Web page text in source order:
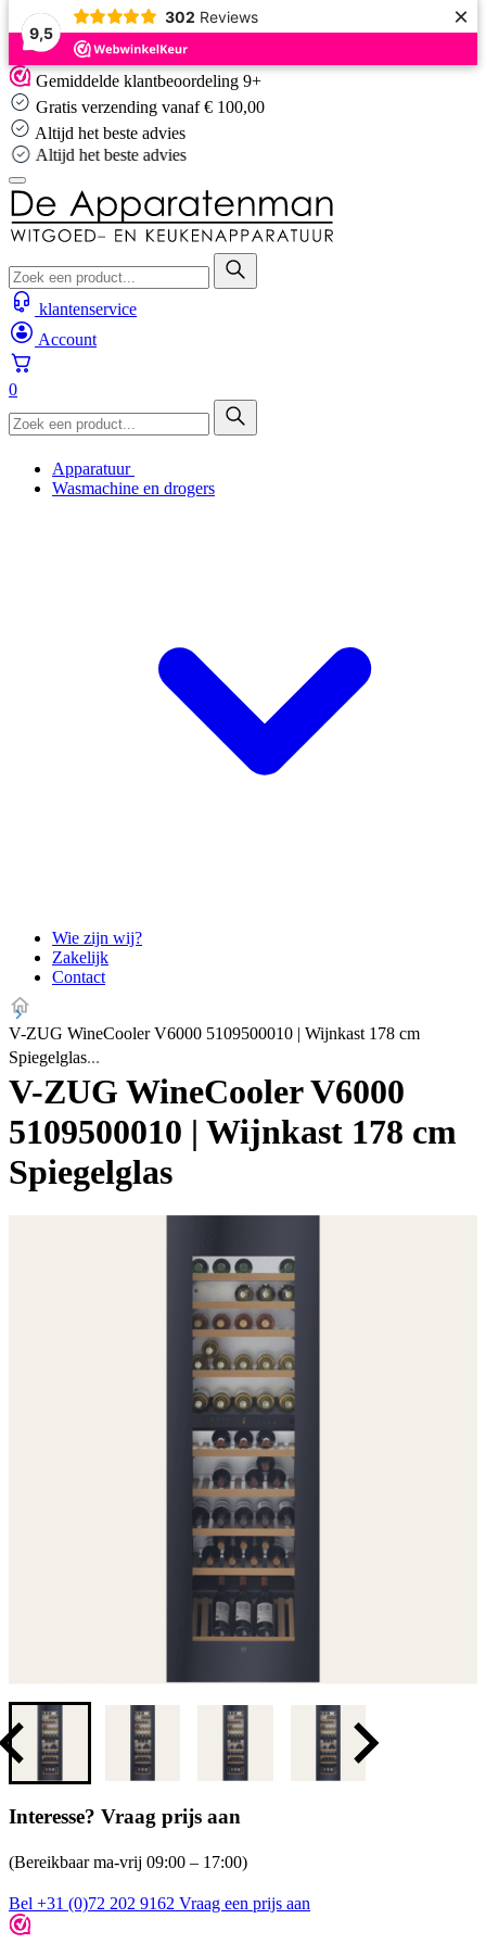
9,5
302 Reviews ×
Skip
to
content
Gemiddelde klantbeoordeling 9+
Gratis verzending vanaf € 100,00
Altijd het beste advies
Altijd het beste advies
klantenservice
Account
0
Apparatuur
Wasmachine en drogers
Wie zijn wij?
Zakelijk
Contact
V-ZUG WineCooler V6000 5109500010 | Wijnkast 178 cm
Spiegelglas
V-ZUG WineCooler V6000
5109500010 | Wijnkast 178 cm
Spiegelglas
Interesse? Vraag prijs aan
(Bereikbaar ma-vrij 09:00 – 17:00)
Bel +31 (0)72 202 9162 Vraag een prijs aan